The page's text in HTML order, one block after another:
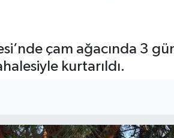
çam ağacında 3
kurtarıldı.